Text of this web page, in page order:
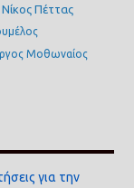
Νίκος Πέττας
Μοθωναίος
για την